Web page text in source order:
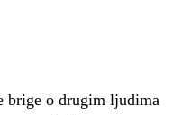
brige o drugim ljudima